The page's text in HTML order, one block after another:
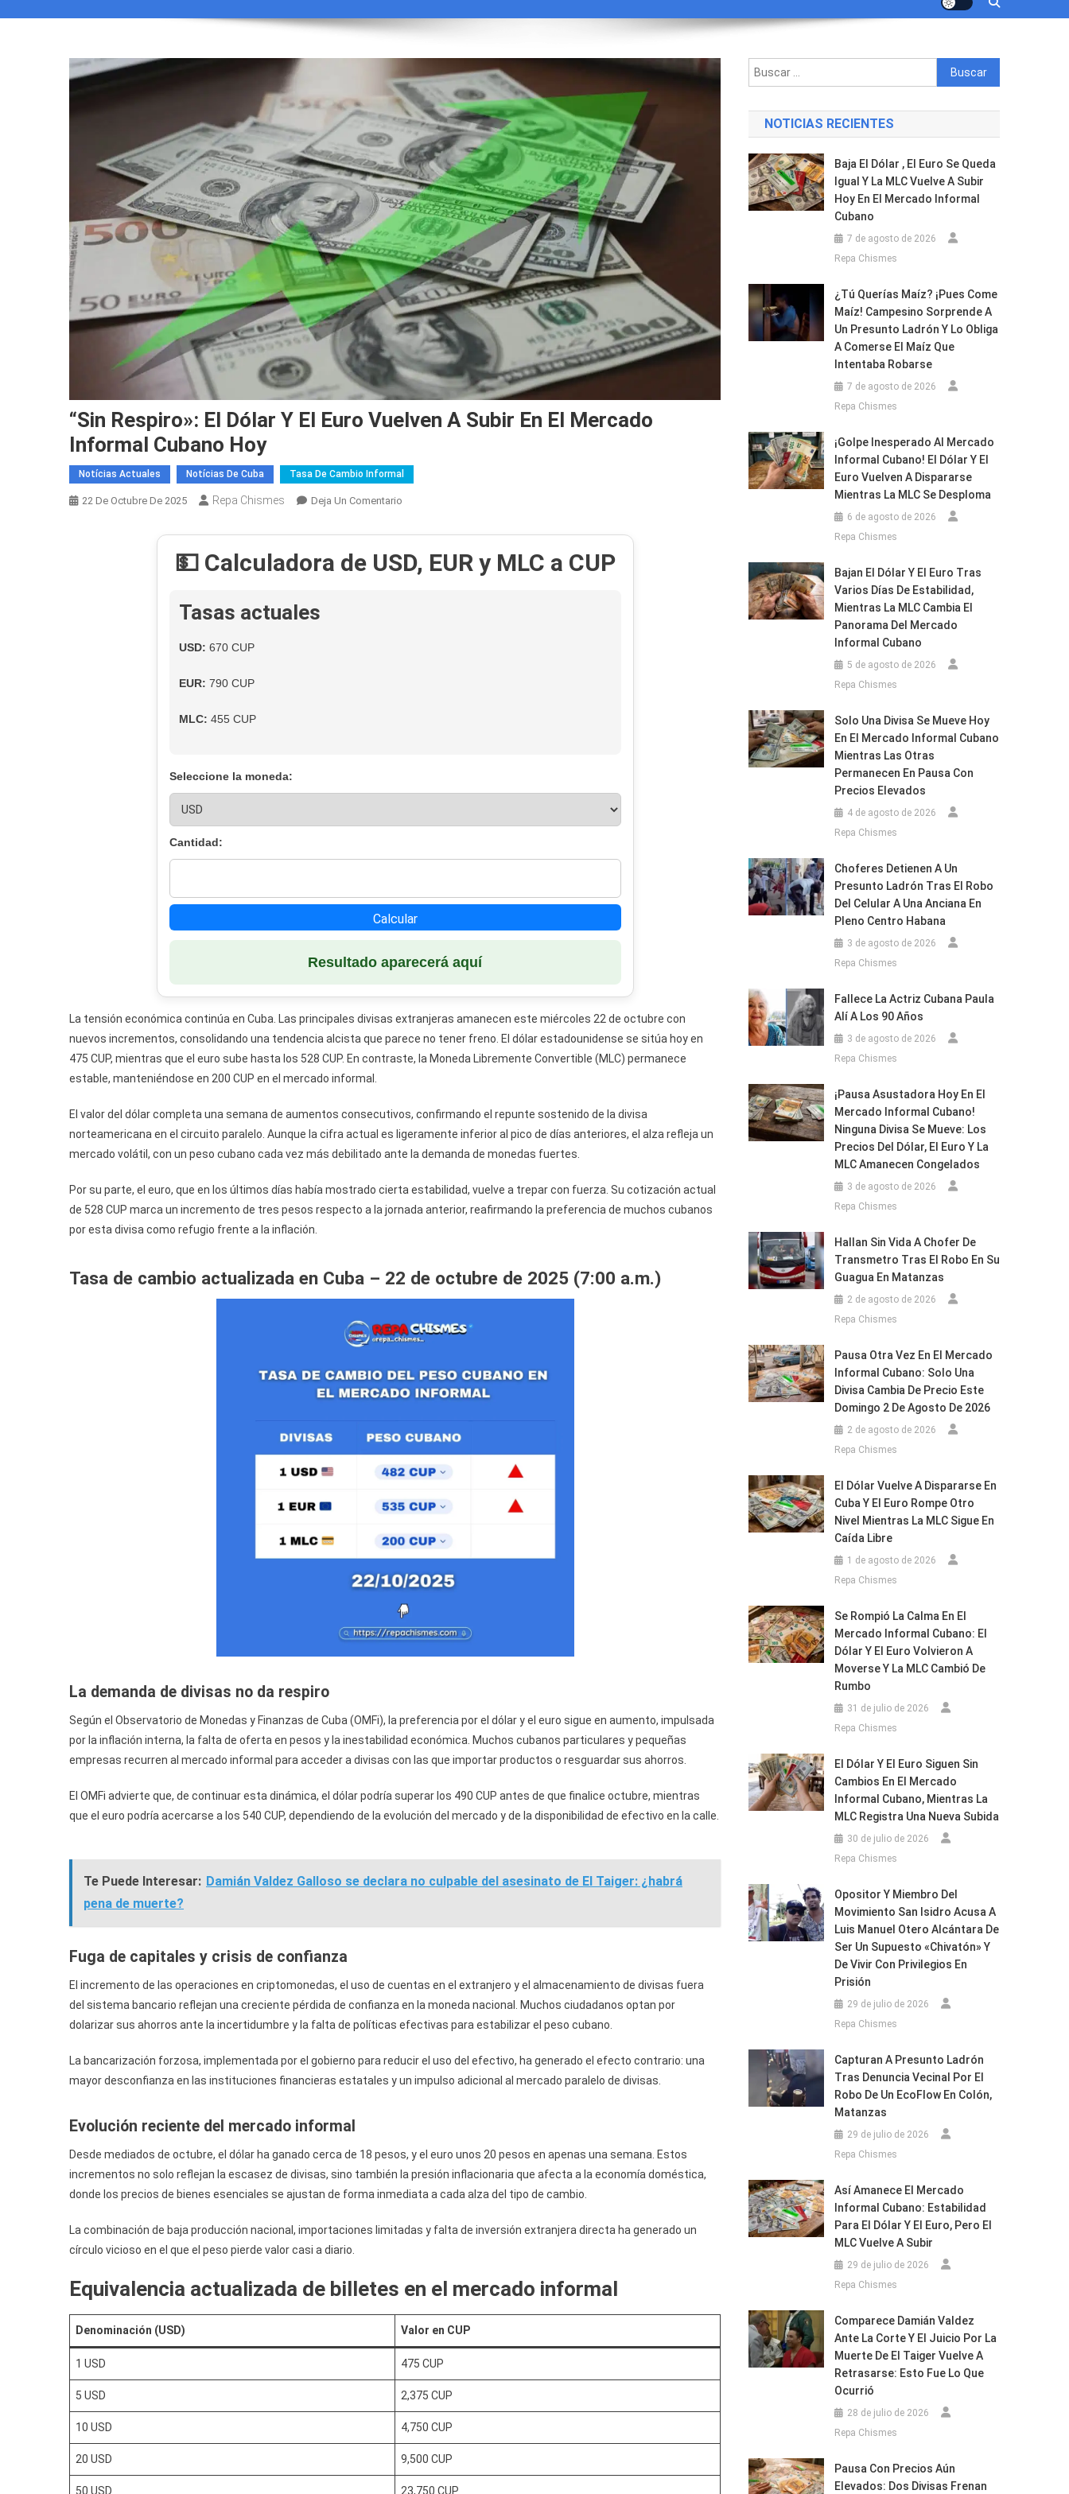
“Sin Respiro»: El Dólar Y El Euro Vuelven A Subir En El Mercado
Informal Cubano Hoy
Notícias Actuales Notícias De Cuba Tasa De Cambio Informal
22 De Octubre De 2025 Repa Chismes Deja Un Comentario
Respiro»:
El
Dólar
Hoy
💵 Calculadora de USD, EUR y MLC a CUP
Tasas actuales
USD: 670 CUP
EUR: 790 CUP
MLC: 455 CUP
Seleccione la moneda:
Cantidad:
Calcular
Resultado aparecerá aquí
La tensión económica continúa en Cuba. Las principales divisas extranjeras amanecen este miércoles 22 de octubre con
nuevos incrementos, consolidando una tendencia alcista que parece no tener freno. El dólar estadounidense se sitúa hoy en
475 CUP, mientras que el euro sube hasta los 528 CUP. En contraste, la Moneda Libremente Convertible (MLC) permanece
estable, manteniéndose en 200 CUP en el mercado informal.
El valor del dólar completa una semana de aumentos consecutivos, confirmando el repunte sostenido de la divisa
norteamericana en el circuito paralelo. Aunque la cifra actual es ligeramente inferior al pico de días anteriores, el alza refleja un
mercado volátil, con un peso cubano cada vez más debilitado ante la demanda de monedas fuertes.
Por su parte, el euro, que en los últimos días había mostrado cierta estabilidad, vuelve a trepar con fuerza. Su cotización actual
de 528 CUP marca un incremento de tres pesos respecto a la jornada anterior, reafirmando la preferencia de muchos cubanos
por esta divisa como refugio frente a la inflación.
Tasa de cambio actualizada en Cuba – 22 de octubre de 2025 (7:00 a.m.)
La demanda de divisas no da respiro
Según el Observatorio de Monedas y Finanzas de Cuba (OMFi), la preferencia por el dólar y el euro sigue en aumento, impulsada
por la inflación interna, la falta de oferta en pesos y la inestabilidad económica. Muchos cubanos particulares y pequeñas
empresas recurren al mercado informal para acceder a divisas con las que importar productos o resguardar sus ahorros.
El OMFi advierte que, de continuar esta dinámica, el dólar podría superar los 490 CUP antes de que finalice octubre, mientras
que el euro podría acercarse a los 540 CUP, dependiendo de la evolución del mercado y de la disponibilidad de efectivo en la calle.
Te Puede Interesar: Damián Valdez Galloso se declara no culpable del asesinato de El Taiger: ¿habrá
pena de muerte?
Fuga de capitales y crisis de confianza
El incremento de las operaciones en criptomonedas, el uso de cuentas en el extranjero y el almacenamiento de divisas fuera
del sistema bancario reflejan una creciente pérdida de confianza en la moneda nacional. Muchos ciudadanos optan por
dolarizar sus ahorros ante la incertidumbre y la falta de políticas efectivas para estabilizar el peso cubano.
La bancarización forzosa, implementada por el gobierno para reducir el uso del efectivo, ha generado el efecto contrario: una
mayor desconfianza en las instituciones financieras estatales y un impulso adicional al mercado paralelo de divisas.
Evolución reciente del mercado informal
Desde mediados de octubre, el dólar ha ganado cerca de 18 pesos, y el euro unos 20 pesos en apenas una semana. Estos
incrementos no solo reflejan la escasez de divisas, sino también la presión inflacionaria que afecta a la economía doméstica,
donde los precios de bienes esenciales se ajustan de forma inmediata a cada alza del tipo de cambio.
La combinación de baja producción nacional, importaciones limitadas y falta de inversión extranjera directa ha generado un
círculo vicioso en el que el peso pierde valor casi a diario.
Equivalencia actualizada de billetes en el mercado informal
Denominación (USD) Valor en CUP
1 USD 475 CUP
5 USD 2,375 CUP
10 USD 4,750 CUP
20 USD 9,500 CUP
50 USD 23,750 CUP
Buscar:
NOTICIAS RECIENTES
Baja El Dólar , El Euro Se Queda
Igual Y La MLC Vuelve A Subir
Hoy En El Mercado Informal
Cubano
7 de agosto de 2026
Repa Chismes
¿Tú Querías Maíz? ¡Pues Come
Maíz! Campesino Sorprende A
Un Presunto Ladrón Y Lo Obliga
A Comerse El Maíz Que
Intentaba Robarse
7 de agosto de 2026
Repa Chismes
¡Golpe Inesperado Al Mercado
Informal Cubano! El Dólar Y El
Euro Vuelven A Dispararse
Mientras La MLC Se Desploma
6 de agosto de 2026
Repa Chismes
Bajan El Dólar Y El Euro Tras
Varios Días De Estabilidad,
Mientras La MLC Cambia El
Panorama Del Mercado
Informal Cubano
5 de agosto de 2026
Repa Chismes
Solo Una Divisa Se Mueve Hoy
En El Mercado Informal Cubano
Mientras Las Otras
Permanecen En Pausa Con
Precios Elevados
4 de agosto de 2026
Repa Chismes
Choferes Detienen A Un
Presunto Ladrón Tras El Robo
Del Celular A Una Anciana En
Pleno Centro Habana
3 de agosto de 2026
Repa Chismes
Fallece La Actriz Cubana Paula
Alí A Los 90 Años
3 de agosto de 2026
Repa Chismes
¡Pausa Asustadora Hoy En El
Mercado Informal Cubano!
Ninguna Divisa Se Mueve: Los
Precios Del Dólar, El Euro Y La
MLC Amanecen Congelados
3 de agosto de 2026
Repa Chismes
Hallan Sin Vida A Chofer De
Transmetro Tras El Robo En Su
Guagua En Matanzas
2 de agosto de 2026
Repa Chismes
Pausa Otra Vez En El Mercado
Informal Cubano: Solo Una
Divisa Cambia De Precio Este
Domingo 2 De Agosto De 2026
2 de agosto de 2026
Repa Chismes
El Dólar Vuelve A Dispararse En
Cuba Y El Euro Rompe Otro
Nivel Mientras La MLC Sigue En
Caída Libre
1 de agosto de 2026
Repa Chismes
Se Rompió La Calma En El
Mercado Informal Cubano: El
Dólar Y El Euro Volvieron A
Moverse Y La MLC Cambió De
Rumbo
31 de julio de 2026
Repa Chismes
El Dólar Y El Euro Siguen Sin
Cambios En El Mercado
Informal Cubano, Mientras La
MLC Registra Una Nueva Subida
30 de julio de 2026
Repa Chismes
Opositor Y Miembro Del
Movimiento San Isidro Acusa A
Luis Manuel Otero Alcántara De
Ser Un Supuesto «chivatón» Y
De Vivir Con Privilegios En
Prisión
29 de julio de 2026
Repa Chismes
Capturan A Presunto Ladrón
Tras Denuncia Vecinal Por El
Robo De Un EcoFlow En Colón,
Matanzas
29 de julio de 2026
Repa Chismes
Así Amanece El Mercado
Informal Cubano: Estabilidad
Para El Dólar Y El Euro, Pero El
MLC Vuelve A Subir
29 de julio de 2026
Repa Chismes
Comparece Damián Valdez
Ante La Corte Y El Juicio Por La
Muerte De El Taiger Vuelve A
Retrasarse: Esto Fue Lo Que
Ocurrió
28 de julio de 2026
Repa Chismes
Pausa Con Precios Aún
Elevados: Dos Divisas Frenan